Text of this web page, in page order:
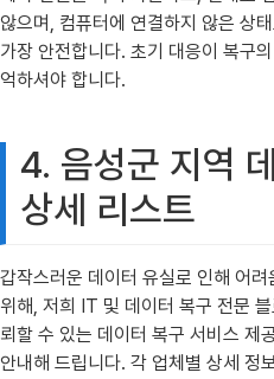
않으며, 컴퓨터에 연결하지 않은 상
가장 안전합니다. 초기 대응이 복구
억하셔야 합니다.
4. 음성군 지역
상세 리스트
갑작스러운 데이터 유실로 인해 어
위해, 저희 IT 및 데이터 복구 전문
뢰할 수 있는 데이터 복구 서비스 제
안내해 드립니다. 각 업체별 상세 정